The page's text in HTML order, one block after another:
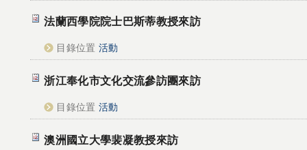
法蘭西學院院士巴斯蒂教授來訪
目錄位置 活動
浙江奉化市文化交流參訪團來訪
目錄位置 活動
澳洲國立大學裴凝教授來訪